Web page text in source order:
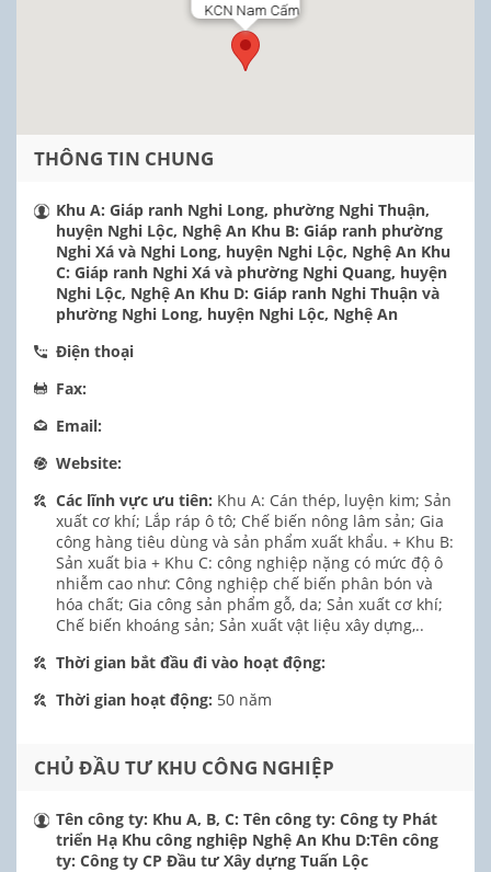
KCN Nam Cấm
THÔNG TIN CHUNG
Khu A: Giáp ranh Nghi Long, phường Nghi Thuận,
huyện Nghi Lộc, Nghệ An Khu B: Giáp ranh phường
Nghi Xá và Nghi Long, huyện Nghi Lộc, Nghệ An Khu
C: Giáp ranh Nghi Xá và phường Nghi Quang, huyện
Nghi Lộc, Nghệ An Khu D: Giáp ranh Nghi Thuận và
phường Nghi Long, huyện Nghi Lộc, Nghệ An
Điện thoại
Fax:
Email:
Website:
Các lĩnh vực ưu tiên: Khu A: Cán thép, luyện kim; Sản
xuất cơ khí; Lắp ráp ô tô; Chế biến nông lâm sản; Gia
công hàng tiêu dùng và sản phẩm xuất khẩu. + Khu B:
Sản xuất bia + Khu C: công nghiệp nặng có mức độ ô
nhiễm cao như: Công nghiệp chế biến phân bón và
hóa chất; Gia công sản phẩm gỗ, da; Sản xuất cơ khí;
Chế biến khoáng sản; Sản xuất vật liệu xây dựng,..
Thời gian bắt đầu đi vào hoạt động:
Thời gian hoạt động: 50 năm
CHỦ ĐẦU TƯ KHU CÔNG NGHIỆP
Tên công ty: Khu A, B, C: Tên công ty: Công ty Phát
triển Hạ Khu công nghiệp Nghệ An Khu D:Tên công
ty: Công ty CP Đầu tư Xây dựng Tuấn Lộc